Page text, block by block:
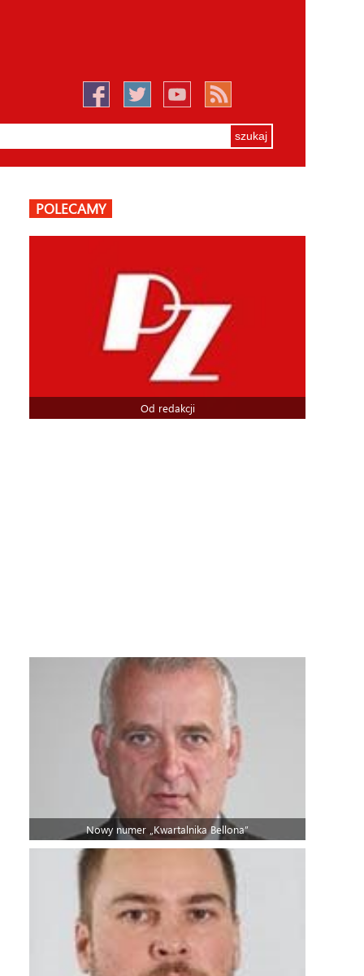
POLECAMY
Od redakcji
Nowy numer „Kwartalnika Bellona”